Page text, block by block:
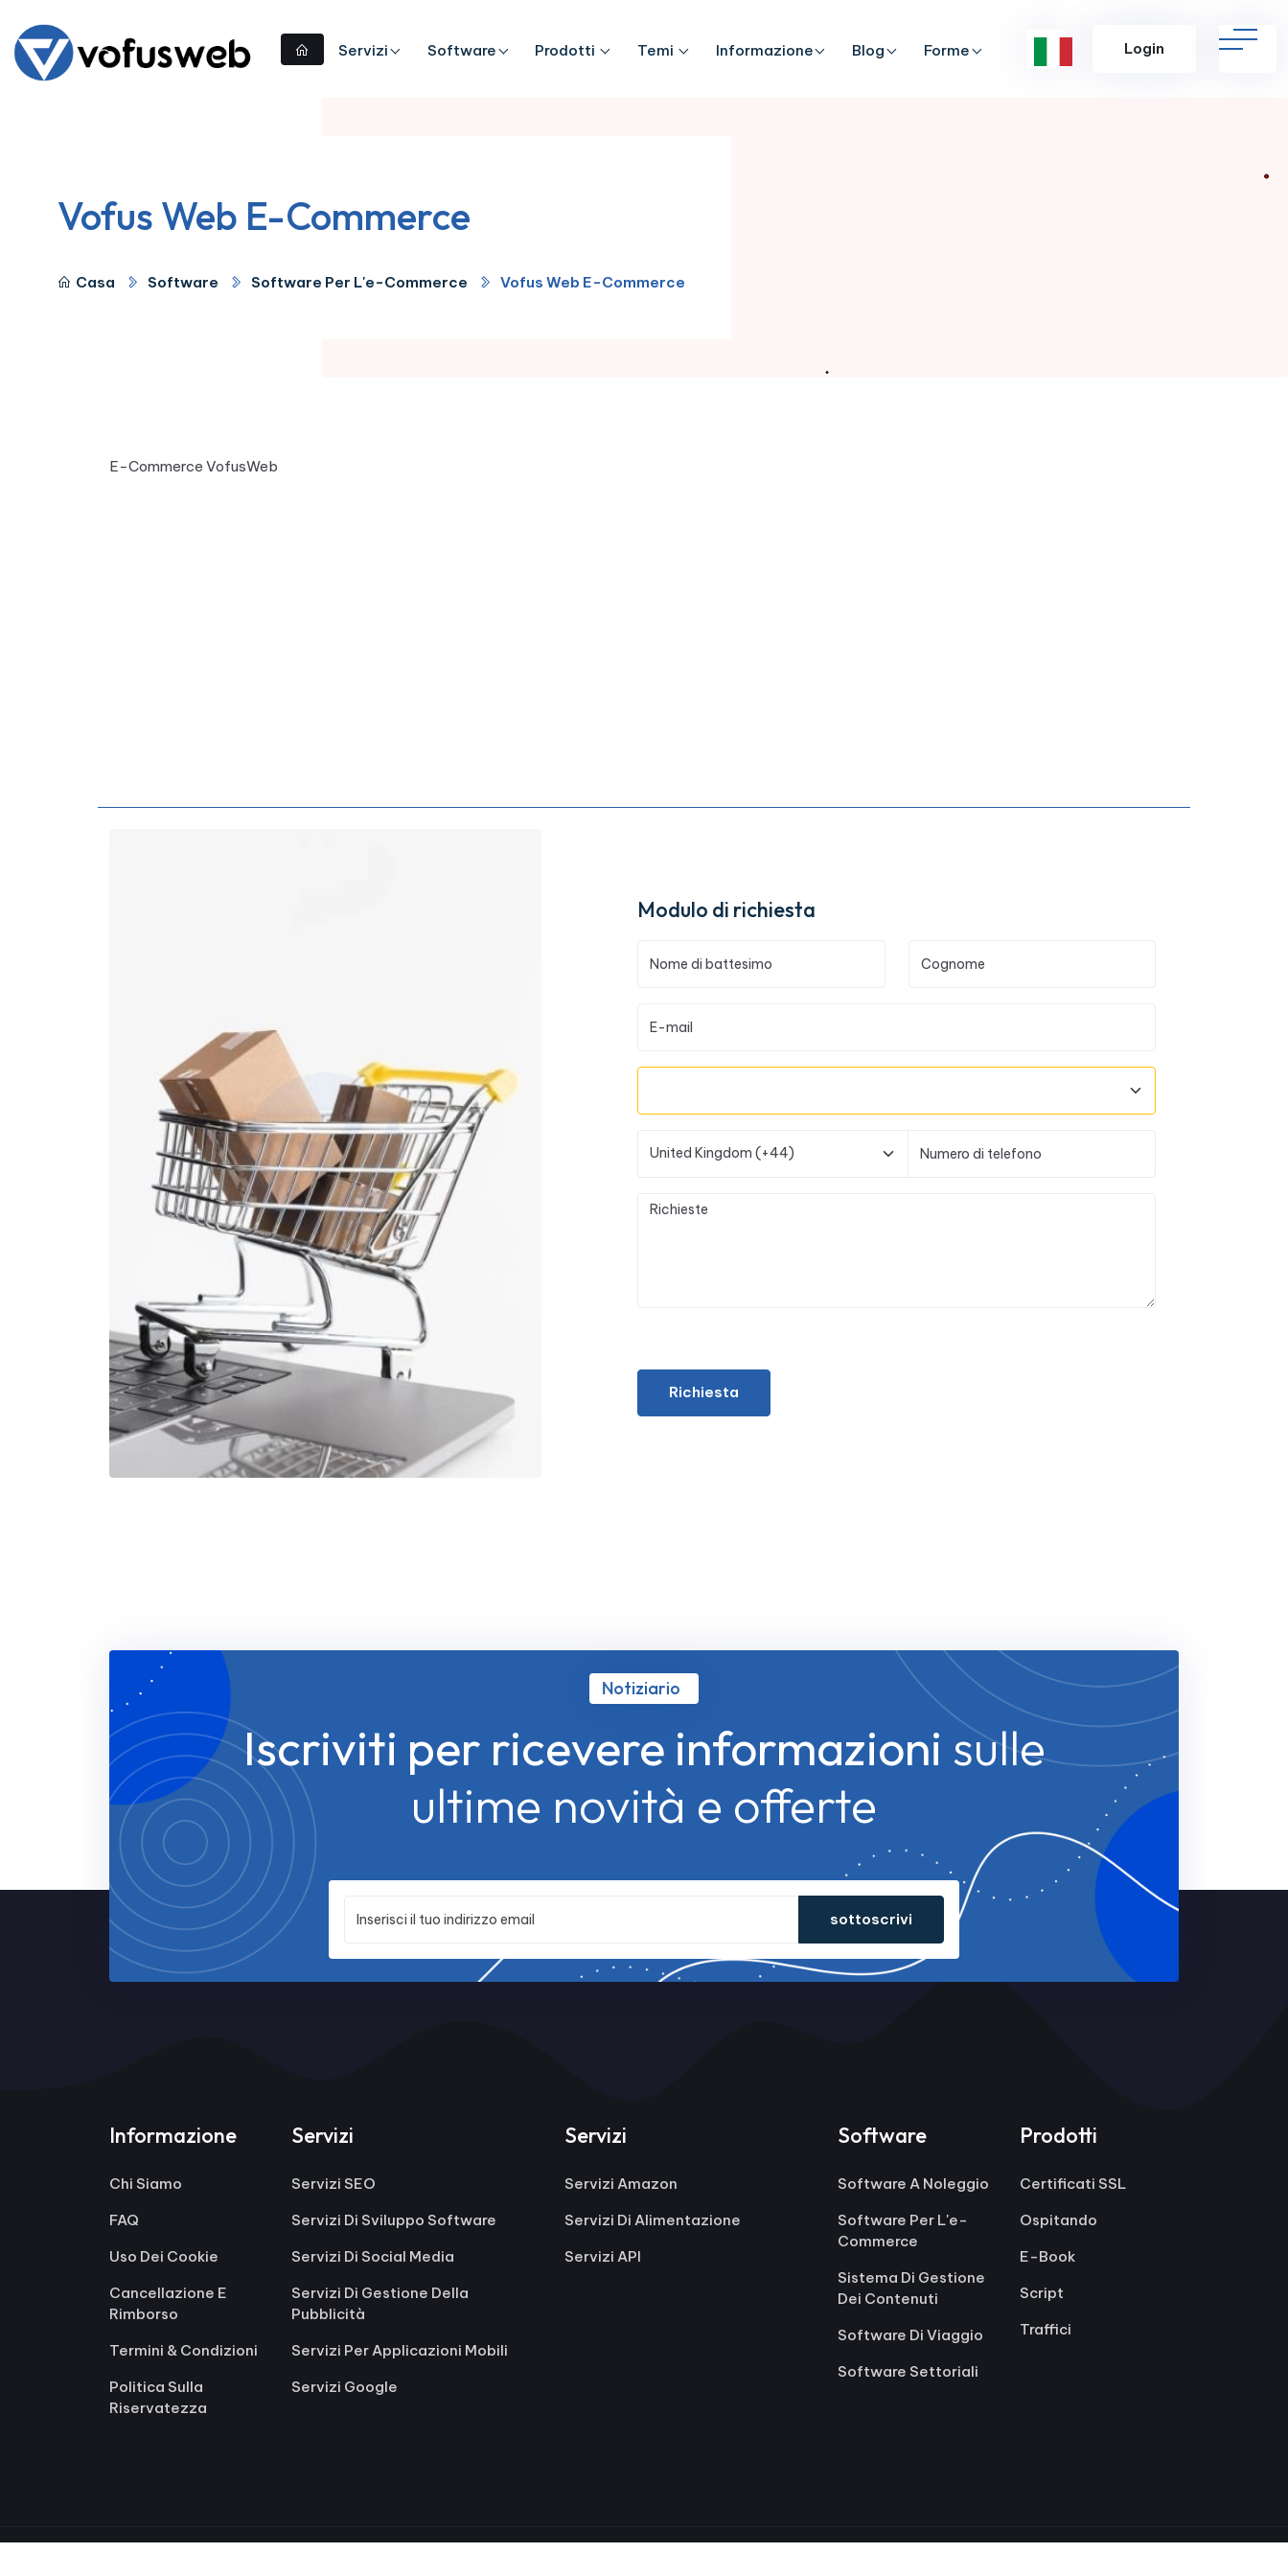
Servizi Software Prodotti Temi Informazione Blog Forme Login
Vofus Web E-Commerce
Casa Software Software Per L'e-Commerce Vofus Web E-Commerce
E-Commerce VofusWeb
Modulo di richiesta
Richiesta
Notiziario
Iscriviti per ricevere informazioni sulle
ultime novità e offerte
sottoscrivi
Informazione
Chi Siamo
FAQ
Uso Dei Cookie
Cancellazione E
Rimborso
Termini & Condizioni
Politica Sulla
Riservatezza
Servizi
Servizi SEO
Servizi Di Sviluppo Software
Servizi Di Social Media
Servizi Di Gestione Della
Pubblicità
Servizi Per Applicazioni Mobili
Servizi Google
Servizi
Servizi Amazon
Servizi Di Alimentazione
Servizi API
Software
Software A Noleggio
Software Per L'e-
Commerce
Sistema Di Gestione
Dei Contenuti
Software Di Viaggio
Software Settoriali
Prodotti
Certificati SSL
Ospitando
E-Book
Script
Traffici